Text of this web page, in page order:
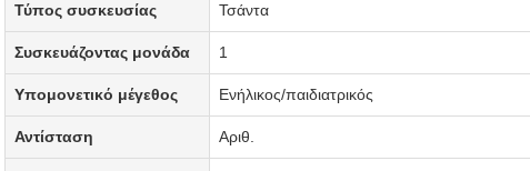
Τύπος συσκευσίας Τσάντα
Συσκευάζοντας μονάδα 1
Υπομονετικό μέγεθος Ενήλικος/παιδιατρικός
Αντίσταση Αριθ.